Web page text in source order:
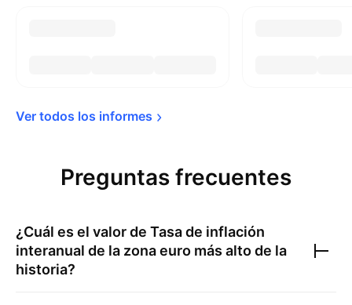
Ver todos los informes
Preguntas frecuentes
¿Cuál es el valor de Tasa de inflación
interanual de la zona euro más alto de la
historia?